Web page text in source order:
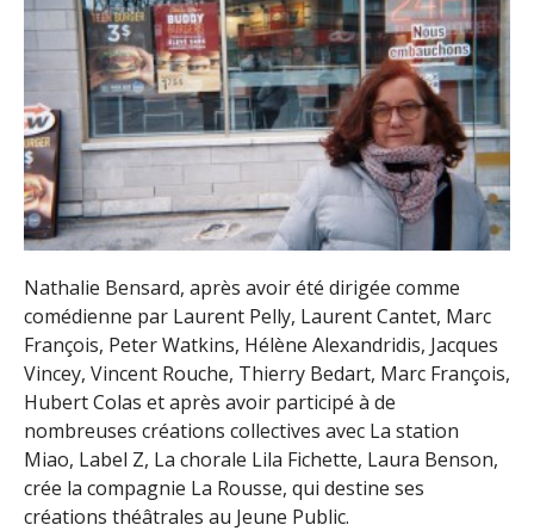
Nathalie Bensard, après avoir été dirigée comme
comédienne par Laurent Pelly, Laurent Cantet, Marc
François, Peter Watkins, Hélène Alexandridis, Jacques
Vincey, Vincent Rouche, Thierry Bedart, Marc François,
Hubert Colas et après avoir participé à de
nombreuses créations collectives avec La station
Miao, Label Z, La chorale Lila Fichette, Laura Benson,
crée la compagnie La Rousse, qui destine ses
créations théâtrales au Jeune Public.